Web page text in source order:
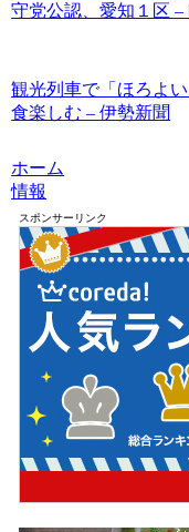
守党公認、愛知１区
観光列車で「ほろよ
食楽しむ – 伊勢新聞
ホーム
情報
スポンサーリンク